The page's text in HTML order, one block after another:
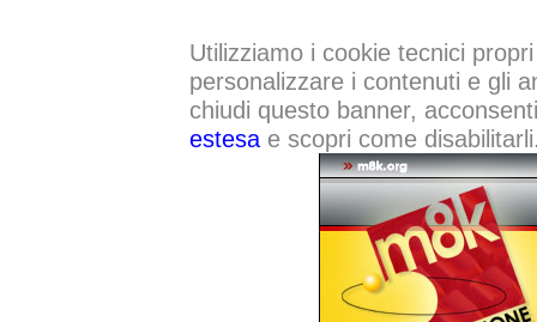
Utilizziamo i cookie tecnici
personalizzare i contenuti e gli
chiudi questo banner,
estesae scopri come